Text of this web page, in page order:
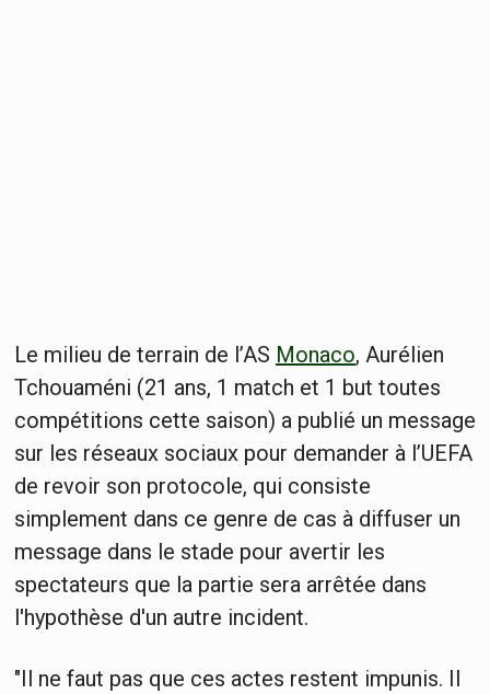
Le milieu de terrain de l’AS Monaco, Aurélien
Tchouaméni (21 ans, 1 match et 1 but toutes
compétitions cette saison) a publié un message
sur les réseaux sociaux pour demander à l’UEFA
de revoir son protocole, qui consiste
simplement dans ce genre de cas à diffuser un
message dans le stade pour avertir les
spectateurs que la partie sera arrêtée dans
l'hypothèse d'un autre incident.
"Il ne faut pas que ces actes restent impunis. Il